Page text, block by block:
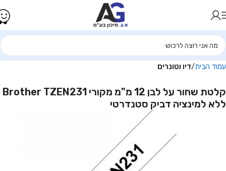
עמוד הבית דיו וטונרים
קלטת שחור על לבן 12 מ"מ מקורי Brother TZEN231
ללא למינציה דביק סטנדרטי